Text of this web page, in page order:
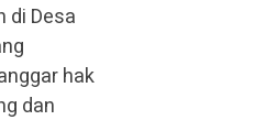
di Desa
hak
dan